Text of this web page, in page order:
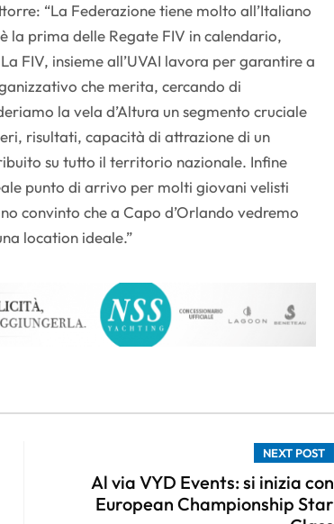
“La Federazione tiene molto all’Italiano
la prima delle Regate FIV in calendario,
FIV, insieme all’UVAI lavora per garantire a
che merita, cercando di
la vela d’Altura un segmento cruciale
risultati, capacità di attrazione di un
su tutto il territorio nazionale. Infine
punto di arrivo per molti giovani velisti
convinto che a Capo d’Orlando vedremo
location ideale.”
NEXT POST
Al via VYD Events: si inizia con
European Championship Star